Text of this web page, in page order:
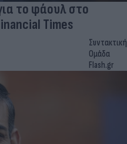
το φάουλ στο
Times
Συντακτική
Ομάδα
Flash.gr